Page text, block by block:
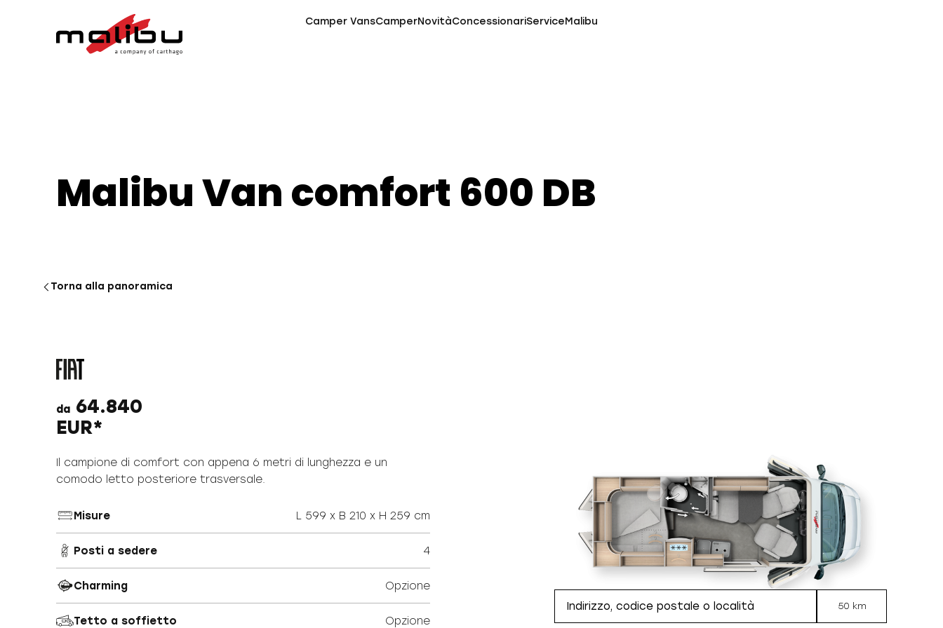
Camper VansCamperNovitàConcessionariServiceMalibu
Malibu Van comfort 600 DB
Torna alla panoramica
da 64.840
EUR*
Il campione di comfort con appena 6 metri di lunghezza e un
comodo letto posteriore trasversale.
Misure L 599 x B 210 x H 259 cm
Posti a sedere 4
Charming Opzione
Tetto a soffietto Opzione
50 km